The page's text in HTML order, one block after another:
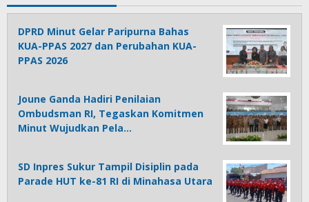
DPRD Minut Gelar Paripurna Bahas
KUA-PPAS 2027 dan Perubahan KUA-
PPAS 2026
Joune Ganda Hadiri Penilaian
Ombudsman RI, Tegaskan Komitmen
Minut Wujudkan Pela…
SD Inpres Sukur Tampil Disiplin pada
Parade HUT ke-81 RI di Minahasa Utara